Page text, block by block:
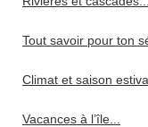
Tout savoir pour ton
Climat et saison
Vacances à l’île...